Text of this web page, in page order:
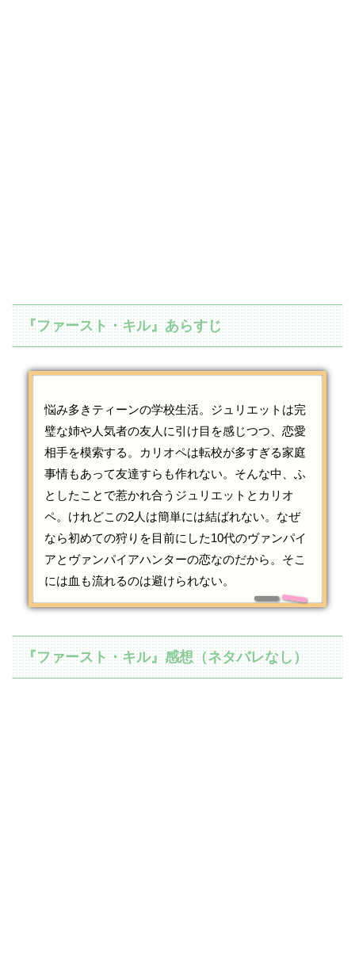
『ファースト・キル』あらすじ
悩み多きティーンの学校生活。ジュリエットは完
璧な姉や人気者の友人に引け目を感じつつ、恋愛
相手を模索する。カリオペは転校が多すぎる家庭
事情もあって友達すらも作れない。そんな中、ふ
としたことで惹かれ合うジュリエットとカリオ
ペ。けれどこの2人は簡単には結ばれない。なぜ
なら初めての狩りを目前にした10代のヴァンパイ
アとヴァンパイアハンターの恋なのだから。そこ
には血も流れるのは避けられない。
『ファースト・キル』感想（ネタバレなし）